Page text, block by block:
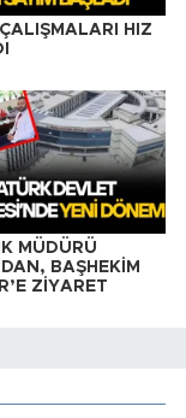
HIZ
MÜDÜRÜ
BAŞHEKİM
ZİYARET